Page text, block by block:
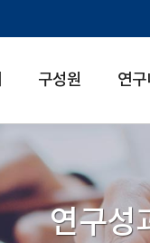
구성원 연
연구성